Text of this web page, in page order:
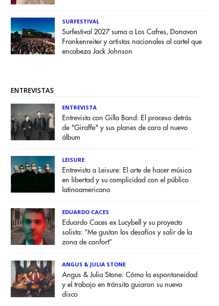
SURFESTIVAL
Surfestival 2027 suma a Los Cafres, Donavon
Frankenreiter y artistas nacionales al cartel que
encabeza Jack Johnson
ENTREVISTAS
ENTREVISTA
Entrevista con Gilla Band: El proceso detrás
de "Giraffe" y sus planes de cara al nuevo
álbum
LEISURE
Entrevista a Leisure: El arte de hacer música
en libertad y su complicidad con el público
latinoamericano
EDUARDO CACES
Eduardo Caces ex Lucybell y su proyecto
solista: “Me gustan los desafíos y salir de la
zona de confort”
ANGUS & JULIA STONE
Angus & Julia Stone: Cómo la espontaneidad
y el trabajo en tránsito guiaron su nuevo
disco